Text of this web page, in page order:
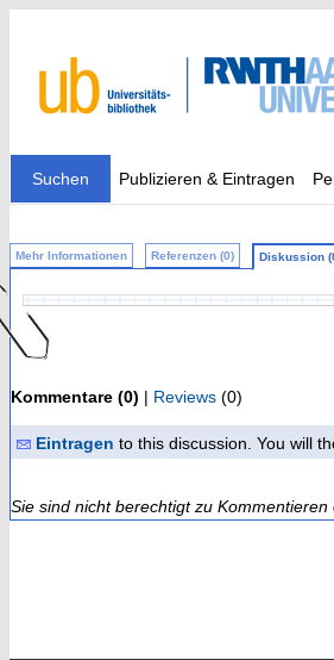
Suchen Publizieren & Eintragen
Mehr Informationen Referenzen (0) Diskussion
Kommentare (0) | Reviews (0)
Eintragen to this discussion. You will
Sie sind nicht berechtigt zu Kommentieren